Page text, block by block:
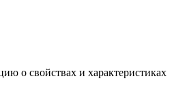
о свойствах и характеристиках